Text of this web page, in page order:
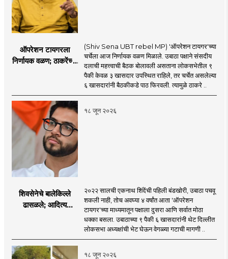
ऑपरेशन टायगरला
निर्णायक वळण; ठाकरेंच्या
विलीन होण्याचा प्रस्ताव?
(Shiv Sena UBT rebel MP) 'ऑपरेशन टायगर'च्या
चर्चेला आज निर्णायक वळण मिळाले. उबाठा पक्षाने संसदीय
दलाची महत्त्वाची बैठक बोलावली असताना लोकसभेतील ९
पैकी केवळ ३ खासदार उपस्थित राहिले, तर चर्चेत असलेल्या
६ खासदारांनी बैठकीकडे पाठ फिरवली. त्यामुळे ठाकरे ..
१८ जून २०२६
शिवसेनेचे बालेकिल्ले
ढासळले; आदित्य
नेमका कुठे चुकला?
२०२२ सालची एकनाथ शिंदेंची पहिली बंडखोरी, उबाठा पचवू
शकली नाही, तोच अवघ्या ४ वर्षांत आता 'ऑपरेशन
टायगर'च्या माध्यमातून पक्षाला दुसरा आणि सर्वात मोठा
धक्का बसला. उबाठाच्या ९ पैकी ६ खासदारांनी थेट दिल्लीत
लोकसभा अध्यक्षांची भेट घेऊन वेगळ्या गटाची मागणी ..
१८ जून २०२६